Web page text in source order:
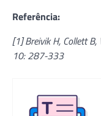
Referência:
[1] Breivik H, Collett
10: 287-333